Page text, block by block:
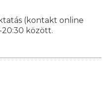
(kontakt online
között.